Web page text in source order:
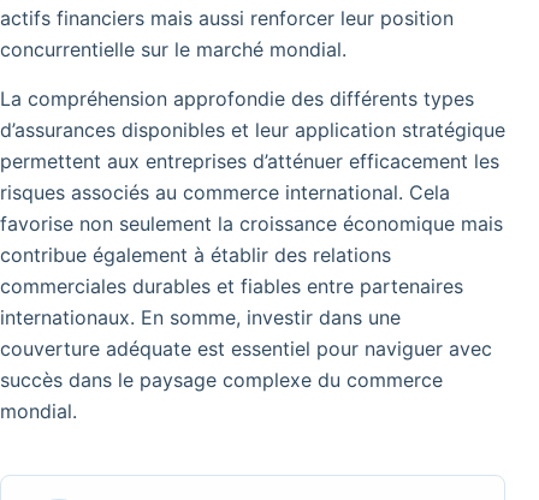
actifs financiers mais aussi renforcer leur position
concurrentielle sur le marché mondial.
La compréhension approfondie des différents types
d’assurances disponibles et leur application stratégique
permettent aux entreprises d’atténuer efficacement les
risques associés au commerce international. Cela
favorise non seulement la croissance économique mais
contribue également à établir des relations
commerciales durables et fiables entre partenaires
internationaux. En somme, investir dans une
couverture adéquate est essentiel pour naviguer avec
succès dans le paysage complexe du commerce
mondial.